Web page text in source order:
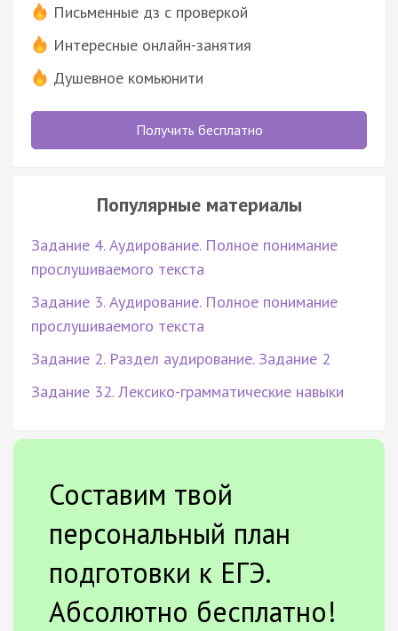
Письменные дз с проверкой
Интересные онлайн-занятия
Душевное комьюнити
Получить бесплатно
Популярные материалы
Задание 4. Аудирование. Полное понимание
прослушиваемого текста
Задание 3. Аудирование. Полное понимание
прослушиваемого текста
Задание 2. Раздел аудирование. Задание 2
Задание 32. Лексико-грамматические навыки
Составим твой
персональный план
подготовки к ЕГЭ.
Абсолютно бесплатно!